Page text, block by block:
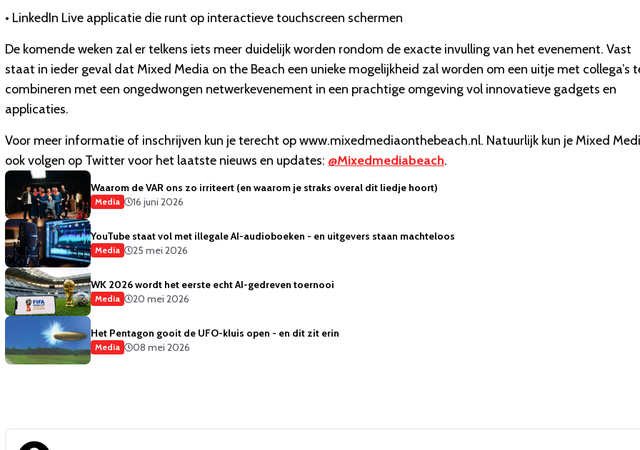
• LinkedIn Live applicatie die runt op interactieve touchscreen schermen
De komende weken zal er telkens iets meer duidelijk worden rondom de exacte invulling van het evenement. Vast
staat in ieder geval dat Mixed Media on the Beach een unieke mogelijkheid zal worden om een uitje met collega’s
combineren met een ongedwongen netwerkevenement in een prachtige omgeving vol innovatieve gadgets en
applicaties.
Voor meer informatie of inschrijven kun je terecht op www.mixedmediaonthebeach.nl. Natuurlijk kun je Mixed
ook volgen op Twitter voor het laatste nieuws en updates: @Mixedmediabeach.
Waarom de VAR ons zo irriteert (en waarom je straks overal dit liedje hoort)
Media 16 juni 2026
YouTube staat vol met illegale AI-audioboeken - en uitgevers staan machteloos
Media 25 mei 2026
WK 2026 wordt het eerste echt AI-gedreven toernooi
Media 20 mei 2026
Het Pentagon gooit de UFO-kluis open - en dit zit erin
Media 08 mei 2026